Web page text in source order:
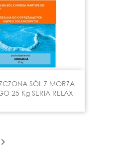
SÓL Z MORZA
25 Kg SERIA RELAX
